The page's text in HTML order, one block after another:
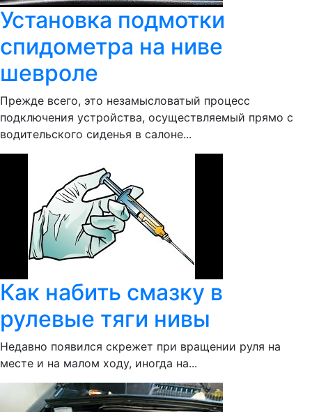
Установка подмотки
спидометра на ниве
шевроле
Прежде всего, это незамысловатый процесс
подключения устройства, осуществляемый прямо с
водительского сиденья в салоне...
Как набить смазку в
рулевые тяги нивы
Недавно появился скрежет при вращении руля на
месте и на малом ходу, иногда на...